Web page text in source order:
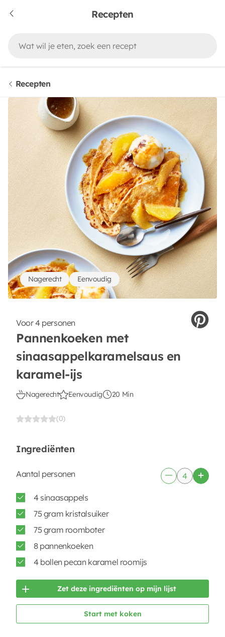
Recepten
Recepten
Voor 4 personen
Pannenkoeken met
sinaasappelkaramelsaus en
karamel-ijs
Nagerecht Eenvoudig 20 Min
(0)
Nagerecht Eenvoudig
Ingrediënten
Aantal personen
4 sinaasappels
75 gram kristalsuiker
75 gram roomboter
8 pannenkoeken
4 bollen pecan karamel roomijs
Zet deze ingrediënten op mijn lijst
Start met koken